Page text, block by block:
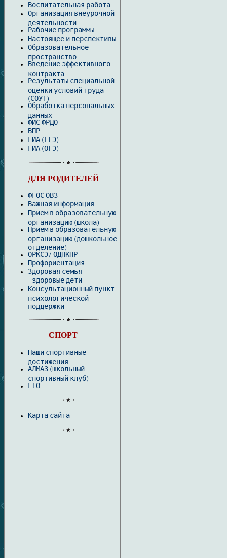
Воспитательная работа
Организация внеурочной
деятельности
Рабочие программы
Настоящее и перспективы
Образовательное
пространство
Введение эффективного
контракта
Результаты специальной
оценки условий труда
(СОУТ)
Обработка персональных
данных
ФИС ФРДО
ВПР
ГИА (ЕГЭ)
ГИА (ОГЭ)
ДЛЯ РОДИТЕЛЕЙ
ФГОС ОВЗ
Важная информация
Прием в образовательную
организацию (школа)
Прием в образовательную
организацию (дошкольное
отделение)
ОРКСЭ/ ОДНКНР
Профориентация
Здоровая семья
- здоровые дети
Консультационный пункт
психологической
поддержки
СПОРТ
Наши спортивные
достижения
АЛМАЗ (школьный
спортивный клуб)
ГТО
Карта сайта